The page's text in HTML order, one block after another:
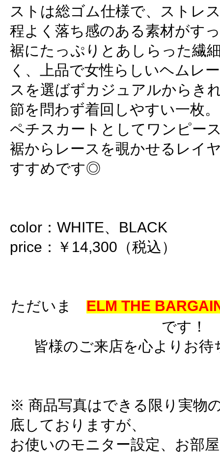
ストは総ゴム仕様で、ストレ
程よく落ち感のある素材がす
裾にたっぷりとあしらった繊
く、上品で女性らしいヘムレ
スを選ばずカジュアルからき
節を問わず着回しやすい一枚。
ペチスカートとしてワンピー
裾からレースを覗かせるレイ
すすめです◎
color：WHITE、BLACK
price：￥14,300（税込）
ただいま ELM THE
です！
皆様のご来店を心よりお
※ 商品写真はできる限り実物
底しておりますが、
お使いのモニター設定、お部